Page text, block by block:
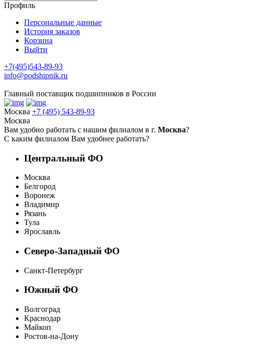
Профиль
Персональные данные
История заказов
Корзина
Выйти
+7(495)543-89-93
info@podshipnik.ru
Главный поставщик подшипников в России
Москва +7 (495) 543-89-93
Москва
Вам удобно работать с нашим филиалом в г. Москва?
С каким филиалом Вам удобнее работать?
Центральный ФО
Москва
Белгород
Воронеж
Владимир
Рязань
Тула
Ярославль
Северо-Западный ФО
Санкт-Петербург
Южный ФО
Волгоград
Краснодар
Майкоп
Ростов-на-Дону